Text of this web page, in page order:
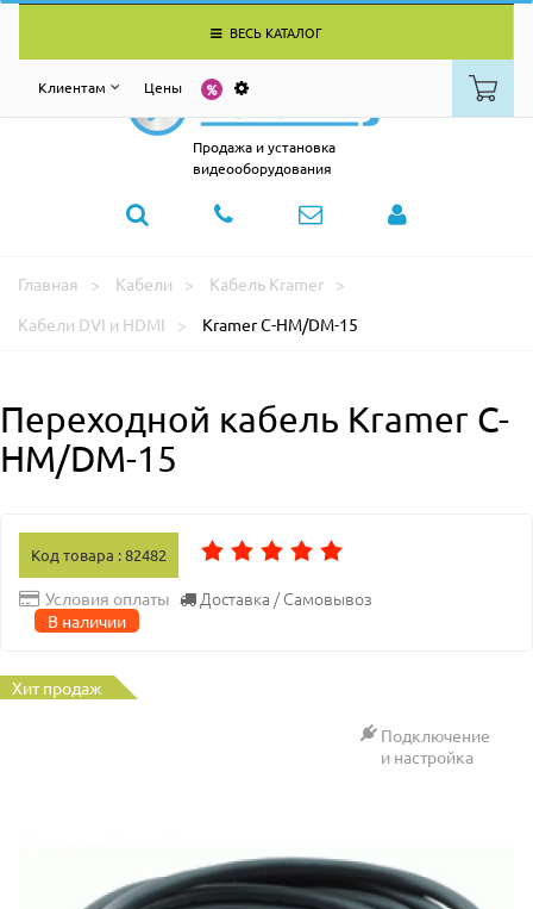
ВЕСЬ КАТАЛОГ
Клиентам Цены
Продажа и установка
видеооборудования
Главная Кабели
Кабель Kramer
Кабели DVI и HDMI
Kramer C-HM/DM-15
Переходной кабель Kramer C-
HM/DM-15
Код товара : 82482
Условия оплаты Доставка / Самовывоз
В наличии
Хит продаж
Подключение
и настройка